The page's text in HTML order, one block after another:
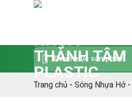
dung
Danh mục sản phẩm
Trang chủ - Sóng Nhựa Hở-